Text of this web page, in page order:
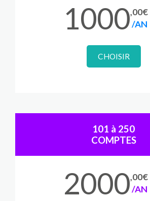
1000,00€
/AN
CHOISIR
101 à 250
COMPTES
2000,00€
/AN